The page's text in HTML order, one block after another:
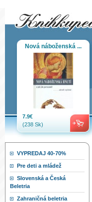
Nová náboženská ...
7.9€
(238 Sk)
VYPREDAJ 40-70%
Pre deti a mládež
Slovenská a Česká
Beletria
Zahraničná beletria